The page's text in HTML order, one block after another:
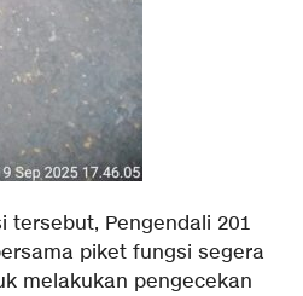
tersebut, Pengendali 201
piket fungsi segera
melakukan pengecekan